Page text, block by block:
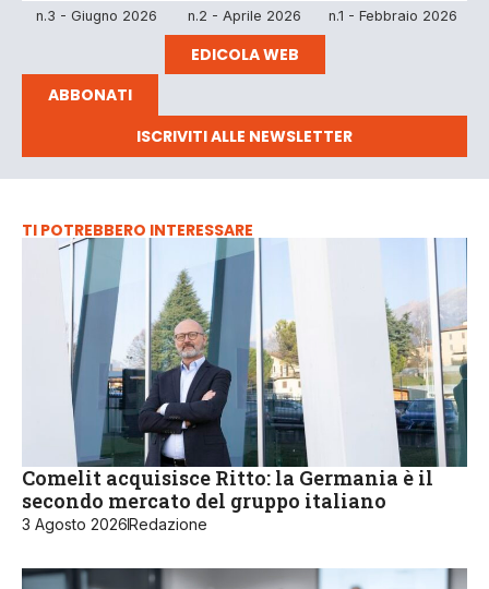
n.3 - Giugno 2026 n.2 - Aprile 2026 n.1 - Febbraio 2026
EDICOLA WEB
ABBONATI
ISCRIVITI ALLE NEWSLETTER
TI POTREBBERO INTERESSARE
Comelit acquisisce Ritto: la Germania è il
secondo mercato del gruppo italiano
3 Agosto 2026Redazione